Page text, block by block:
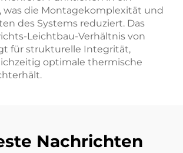
was die Montagekomplexität und
des Systems reduziert. Das
Leichtbau-Verhältnis von
für strukturelle Integrität,
optimale thermische
Nachrichten